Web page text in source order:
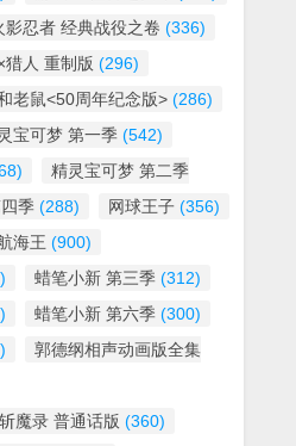
影忍者 经典战役之卷 (336)
猎人 重制版 (296)
老鼠<50周年纪念版> (286)
宝可梦 第一季 (542)
精灵宝可梦 第二季
季 (288) 网球王子 (356)
海王 (900)
蜡笔小新 第三季 (312)
蜡笔小新 第六季 (300)
郭德纲相声动画版全集
魔录 普通话版 (360)